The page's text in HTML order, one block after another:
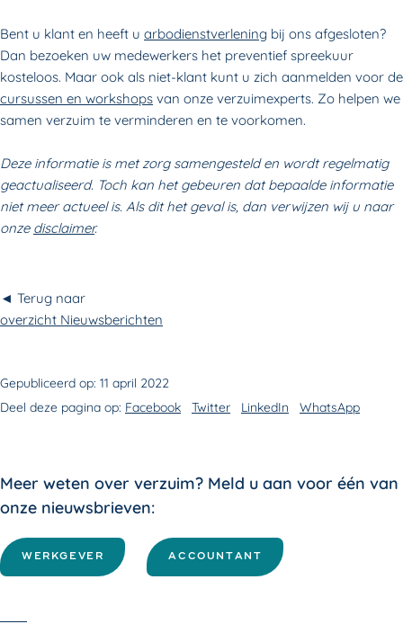
Bent u klant en heeft u arbodienstverlening bij ons afgesloten?
Dan bezoeken uw medewerkers het preventief spreekuur
kosteloos. Maar ook als niet-klant kunt u zich aanmelden voor de
cursussen en workshops van onze verzuimexperts. Zo helpen we
samen verzuim te verminderen en te voorkomen.
Deze informatie is met zorg samengesteld en wordt regelmatig
geactualiseerd. Toch kan het gebeuren dat bepaalde informatie
niet meer actueel is. Als dit het geval is, dan verwijzen wij u naar
onze disclaimer.
◄ Terug naar
overzicht Nieuwsberichten
Gepubliceerd op: 11 april 2022
Deel deze pagina op: Facebook Twitter LinkedIn WhatsApp
Meer weten over verzuim? Meld u aan voor één van
onze nieuwsbrieven:
WERKGEVER ACCOUNTANT